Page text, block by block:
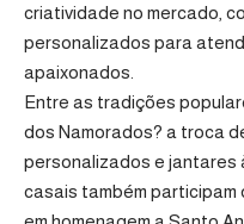
criatividade no mercado,
personalizados para
apaixonados.
Entre as tradições
dos Namorados? a troca
personalizados e jantares
casais também participam